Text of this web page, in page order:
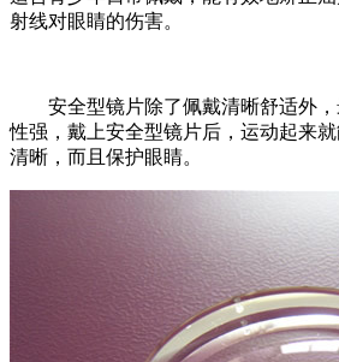
射线对眼睛的伤害。
安全型镜片除了佩戴清晰舒适外，
性强，戴上安全型镜片后，运动起来
清晰，而且保护眼睛。